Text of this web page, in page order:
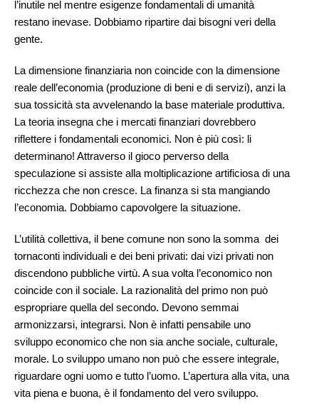
l’inutile nel mentre esigenze fondamentali di umanità
restano inevase. Dobbiamo ripartire dai bisogni veri della
gente.
La dimensione finanziaria non coincide con la dimensione
reale dell’economia (produzione di beni e di servizi), anzi la
sua tossicità sta avvelenando la base materiale produttiva.
La teoria insegna che i mercati finanziari dovrebbero
riflettere i fondamentali economici. Non è più così: li
determinano! Attraverso il gioco perverso della
speculazione si assiste alla moltiplicazione artificiosa di una
ricchezza che non cresce. La finanza si sta mangiando
l’economia. Dobbiamo capovolgere la situazione.
L’utilità collettiva, il bene comune non sono la somma dei
tornaconti individuali e dei beni privati: dai vizi privati non
discendono pubbliche virtù. A sua volta l’economico non
coincide con il sociale. La razionalità del primo non può
espropriare quella del secondo. Devono semmai
armonizzarsi, integrarsi. Non è infatti pensabile uno
sviluppo economico che non sia anche sociale, culturale,
morale. Lo sviluppo umano non può che essere integrale,
riguardare ogni uomo e tutto l’uomo. L’apertura alla vita, una
vita piena e buona, è il fondamento del vero sviluppo.